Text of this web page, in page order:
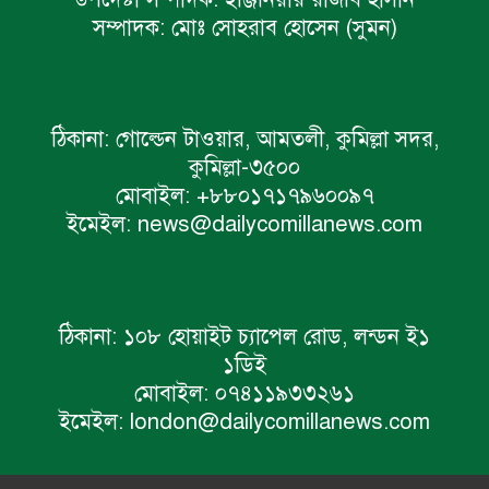
সম্পাদক: মোঃ সোহরাব হোসেন (সুমন)
ঠিকানা: গোল্ডেন টাওয়ার, আমতলী, কুমিল্লা সদর,
কুমিল্লা-৩৫০০
মোবাইল: +৮৮০১৭১৭৯৬০০৯৭
ইমেইল: news@dailycomillanews.com
ঠিকানা: ১০৮ হোয়াইট চ্যাপেল রোড, লন্ডন ই১
১ডিই
মোবাইল: ০৭৪১১৯৩৩২৬১
ইমেইল: london@dailycomillanews.com